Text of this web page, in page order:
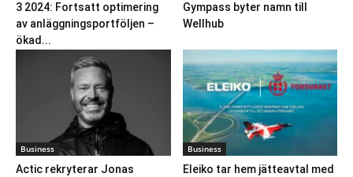
3 2024: Fortsatt optimering
av anläggningsportföljen –
ökad...
Gympass byter namn till
Wellhub
Business
Actic rekryterar Jonas
Business
Eleiko tar hem jätteavtal med